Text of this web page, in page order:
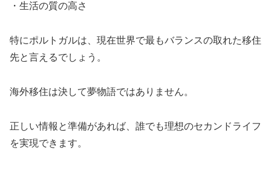
・生活の質の高さ
特にポルトガルは、現在世界で最もバランスの取れた移住
先と言えるでしょう。
海外移住は決して夢物語ではありません。
正しい情報と準備があれば、誰でも理想のセカンドライフ
を実現できます。